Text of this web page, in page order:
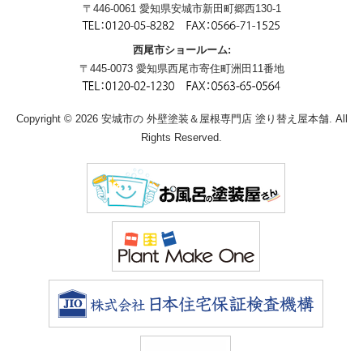
〒446-0061 愛知県安城市新田町郷西130-1
西尾市ショールーム:
〒445-0073 愛知県西尾市寄住町洲田11番地
Copyright © 2026 安城市の 外壁塗装＆屋根専門店 塗り替え屋本舗. All
Rights Reserved.